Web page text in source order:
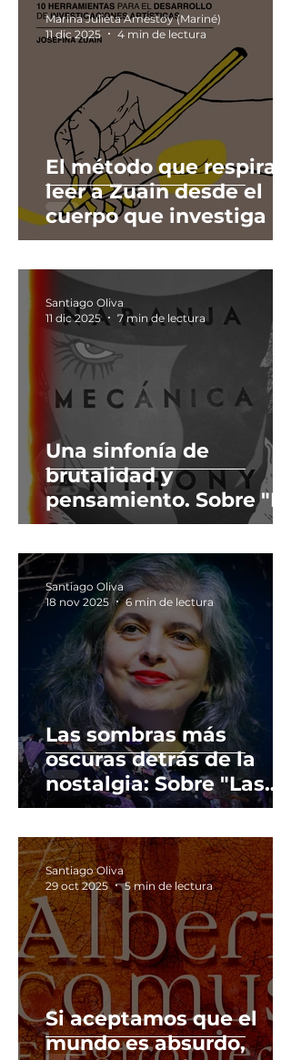
El método que respira:
leer a Zuain desde el
cuerpo que investiga
Marina Julieta Amestoy (Mariné)
11 dic 2025
4 min de lectura
Una sinfonía de
brutalidad y
pensamiento. Sobre "La
naranja mecánica", y lo
que significa ser libres
Santiago Oliva
11 dic 2025
7 min de lectura
Las sombras más
oscuras detrás de la
nostalgia: Sobre "Las
cosas que perdimos en
el fuego" y el horror de
lo cotidiano.
Santiago Oliva
18 nov 2025
6 min de lectura
Si aceptamos que el
mundo es absurdo,
Santiago Oliva
29 oct 2025
5 min de lectura